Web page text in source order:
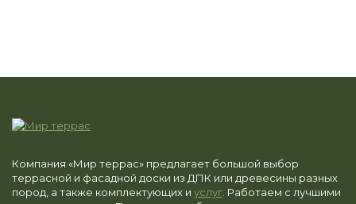
Компания «Мир террас» предлагает большой выбор
террасной и фасадной доски из ДПК или древесины разных
пород, а также комплектующих и услуг . Работаем с лучшими